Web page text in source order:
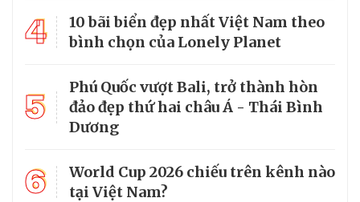
4
10 bãi biển đẹp nhất Việt Nam theo
bình chọn của Lonely Planet
5
Phú Quốc vượt Bali, trở thành hòn
đảo đẹp thứ hai châu Á - Thái Bình
Dương
6
World Cup 2026 chiếu trên kênh nào
tại Việt Nam?